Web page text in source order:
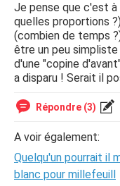
Je pense que c'est
quelles proportions
(combien de temps
être un peu simpliste
d'une "copine
a disparu ! Serait il
Répondre (3)
A voir également:
Quelqu'un pourrait il
blanc pour millefeuill